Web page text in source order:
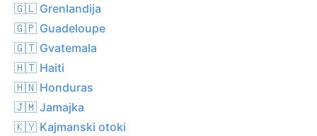
🇬🇱 Grenlandija
🇬🇵 Guadeloupe
🇬🇹 Gvatemala
🇭🇹 Haiti
🇭🇳 Honduras
🇯🇲 Jamajka
🇰🇾 Kajmanski otoki